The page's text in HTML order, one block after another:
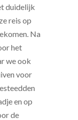
duidelijk
reis op
Na
het
we ook
voor
en op
de